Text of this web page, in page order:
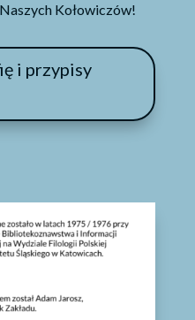
Kołowiczów!
i przypisy